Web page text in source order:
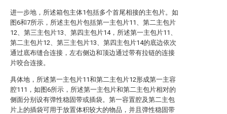
进一步地，所述箱包主体1包括多个首尾相接的主包片。如
图6和7所示，所述主包片包括第一主包片11、第二主包片
12、第三主包片13、第四主包片14，所述第一主包片11、
第二主包片12、第三主包片13、第四主包片14的底边依次
通过底布缝合连接，左右侧边和顶边通过带有拉链的连接
片咬合连接。
具体地，所述第一主包片11和第二主包片12形成第一主容
腔111，如图6所示，所述第一主包片和第二主包片相对的
侧面分别设有弹性稳固带或插袋。第一容置腔及第二主包
片上的插袋可用于放置体积较大的物品，并且弹性稳固带